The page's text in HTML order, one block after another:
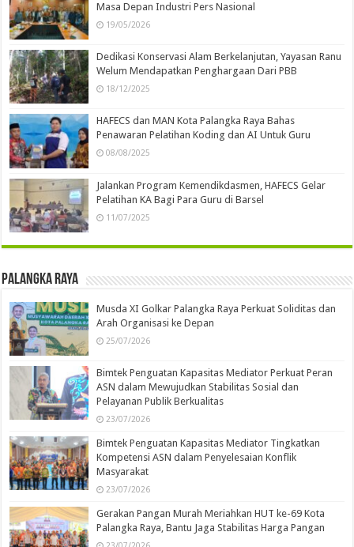
Masa Depan Industri Pers Nasional
19/05/2026
Dedikasi Konservasi Alam Berkelanjutan, Yayasan Ranu
Welum Mendapatkan Penghargaan Dari PBB
18/12/2025
HAFECS dan MAN Kota Palangka Raya Bahas
Penawaran Pelatihan Koding dan AI Untuk Guru
08/08/2025
Jalankan Program Kemendikdasmen, HAFECS Gelar
Pelatihan KA Bagi Para Guru di Barsel
11/07/2025
Palangka Raya
Musda XI Golkar Palangka Raya Perkuat Soliditas dan
Arah Organisasi ke Depan
25/07/2026
Bimtek Penguatan Kapasitas Mediator Perkuat Peran
ASN dalam Mewujudkan Stabilitas Sosial dan
Pelayanan Publik Berkualitas
23/07/2026
Bimtek Penguatan Kapasitas Mediator Tingkatkan
Kompetensi ASN dalam Penyelesaian Konflik
Masyarakat
23/07/2026
Gerakan Pangan Murah Meriahkan HUT ke-69 Kota
Palangka Raya, Bantu Jaga Stabilitas Harga Pangan